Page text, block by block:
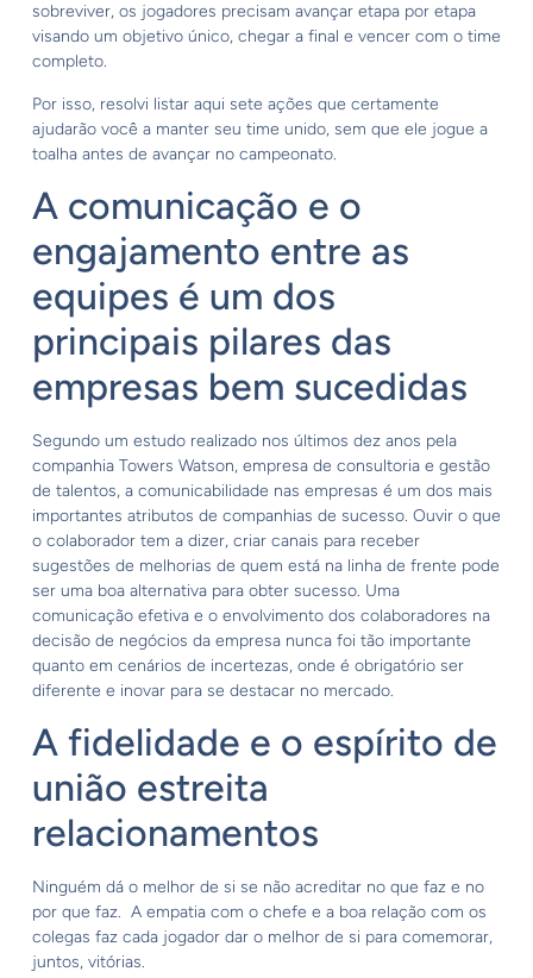
sobreviver, os jogadores precisam avançar etapa por etapa
visando um objetivo único, chegar a final e vencer com o time
completo.
Por isso, resolvi listar aqui sete ações que certamente
ajudarão você a manter seu time unido, sem que ele jogue a
toalha antes de avançar no campeonato.
A comunicação e o
engajamento entre as
equipes é um dos
principais pilares das
empresas bem sucedidas
Segundo um estudo realizado nos últimos dez anos pela
companhia Towers Watson, empresa de consultoria e gestão
de talentos, a comunicabilidade nas empresas é um dos mais
importantes atributos de companhias de sucesso. Ouvir o que
o colaborador tem a dizer, criar canais para receber
sugestões de melhorias de quem está na linha de frente pode
ser uma boa alternativa para obter sucesso. Uma
comunicação efetiva e o envolvimento dos colaboradores na
decisão de negócios da empresa nunca foi tão importante
quanto em cenários de incertezas, onde é obrigatório ser
diferente e inovar para se destacar no mercado.
A fidelidade e o espírito de
união estreita
relacionamentos
Ninguém dá o melhor de si se não acreditar no que faz e no
por que faz. A empatia com o chefe e a boa relação com os
colegas faz cada jogador dar o melhor de si para comemorar,
juntos, vitórias.